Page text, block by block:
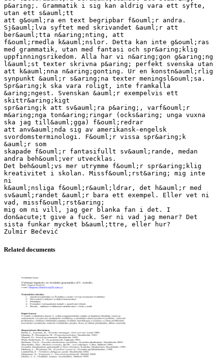
p&aring;. Grammatik i sig kan aldrig vara ett syfte,
utan ett s&auml;tt
att g&ouml;ra en text begripbar f&ouml;r andra.
Sj&auml;lva syftet med skrivandet &auml;r att
ber&auml;tta n&aring;nting, att
f&ouml;rmedla k&auml;nslor. Detta kan inte g&ouml;ras
med grammatik, utan med fantasi och spr&aring;klig
uppfinningsrikedom. Alla har vi n&aring;gon g&aring;ng
l&auml;st texter skrivna p&aring; perfekt svenska utan
att k&auml;nna n&aring;gonting. Ur en konstn&auml;rlig
synpunkt &auml;r s&aring;na texter meningsl&ouml;sa.
Spr&aring;k ska vara roligt, inte framkalla
&aring;ngest. Svenskan &auml;r exempelvis ett
skittr&aring;kigt
spr&aring;k att sv&auml;ra p&aring;, varf&ouml;r
m&aring;nga ton&aring;ringar (ocks&aring; unga vuxna
ska jag till&auml;gga) f&ouml;redrar
att anv&auml;nda sig av amerikansk-engelsk
svordomsterminologi. F&ouml;r vissa spr&aring;k
&auml;r som
skapade f&ouml;r fantasifullt sv&auml;rande, medan
andra beh&ouml;ver utvecklas.
Det beh&ouml;vs mer utrymme f&ouml;r spr&aring;klig
kreativitet i skolan. Missf&ouml;rst&aring; mig inte
ni
k&auml;nsliga f&ouml;r&auml;ldrar, det h&auml;r med
sv&auml;randet &auml;r bara ett exempel. Eller vet ni
vad, missf&ouml;rst&aring;
mig om ni vill, jag ger blanka fan i det. I
don&acute;t give a fuck. Ser ni vad jag menar? Det
sista funkar mycket b&auml;ttre, eller hur?
Related documents